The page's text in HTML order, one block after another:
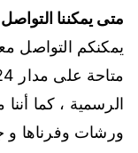
متى يمكننا
يمكنكم التواصل
الرسمية ، كما
ورشات وفرناها و